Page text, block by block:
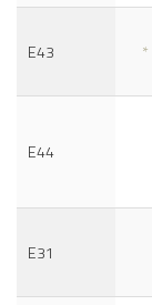
E43 *
E44
E31